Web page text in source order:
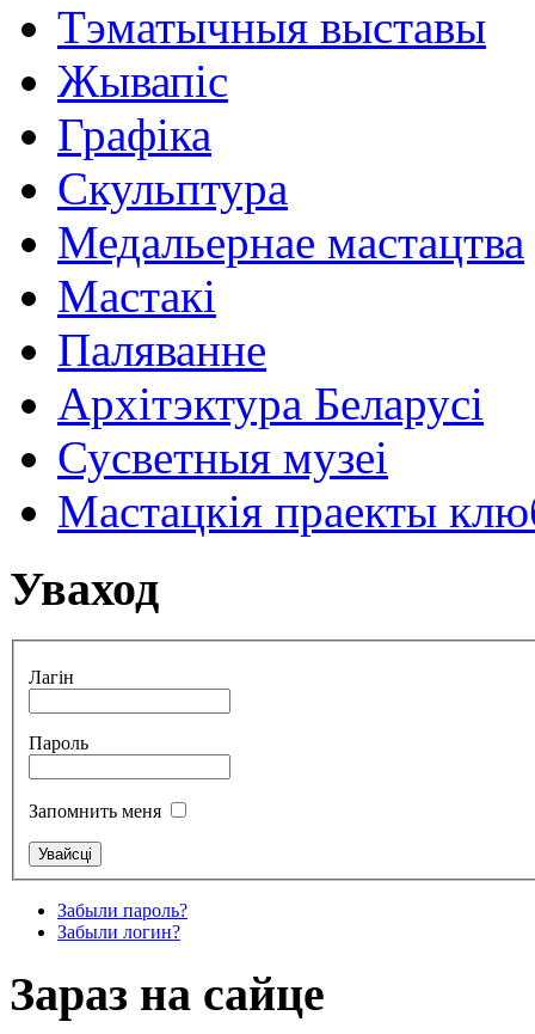
Тэматычныя выставы
Жывапіс
Графіка
Скульптура
Медальернае мастацтва
Мастакі
Паляванне
Архітэктура Беларусі
Сусветныя музеі
Мастацкія праекты
Уваход
Лагін
Пароль
Запомнить меня
Забыли пароль?
Забыли логин?
Зараз на сайце